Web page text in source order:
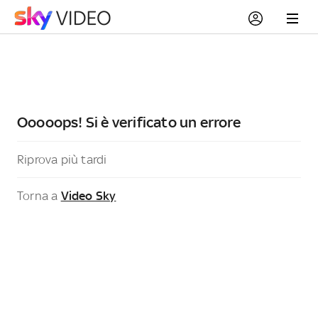
Ooooops! Si è verificato un errore
Riprova più tardi
Torna a Video Sky